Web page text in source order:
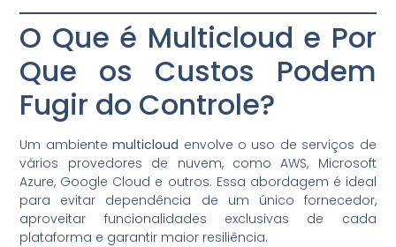
O Que é Multicloud e Por
Que os Custos Podem
Fugir do Controle?
Um ambientemulticloud envolve o uso de serviços de
vários provedores de nuvem, como AWS, Microsoft
Azure, Google Cloud e outros. Essa abordagem é ideal
para evitar dependência de um único fornecedor,
aproveitar funcionalidades exclusivas de cada
plataforma e garantir maior resiliência.